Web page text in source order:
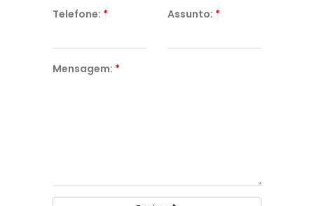
Telefone: * Assunto: *
Mensagem: *